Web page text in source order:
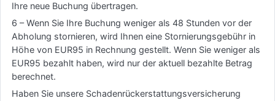
Ihre neue Buchung übertragen.
6 – Wenn Sie Ihre Buchung weniger als 48 Stunden vor der
Abholung stornieren, wird Ihnen eine Stornierungsgebühr in
Höhe von EUR95 in Rechnung gestellt. Wenn Sie weniger als
EUR95 bezahlt haben, wird nur der aktuell bezahlte Betrag
berechnet.
Haben Sie unsere Schadenrückerstattungsversicherung